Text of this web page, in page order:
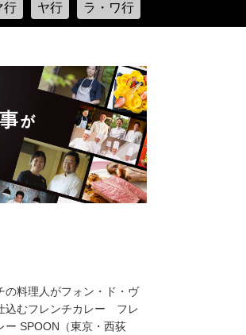
行 ヤ行 ラ・ワ行
の料理人がフォン・ド・ヴ
込むフレンチカレー フレ
ー SPOON（東京・西荻